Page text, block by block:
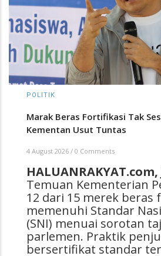
POLITIK
Marak Beras Fortifikasi Tak
Kementan Usut Tuntas
4 August 2026 / 0 Comments
HALUANRAKYAT.com,
Temuan Kementerian
12 dari 15 merek
memenuhi Standar
(SNI) menuai sorotan
parlemen. Praktik
bersertifikat standar